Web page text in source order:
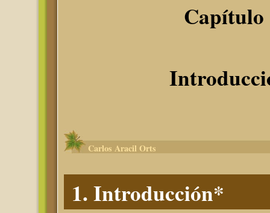
Capítulo
Carlos Aracil Orts
1. Introducción*